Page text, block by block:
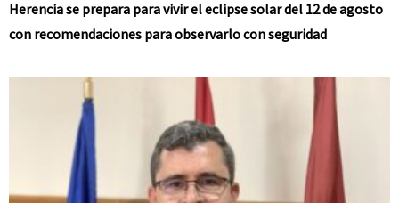
Herencia se prepara para vivir el eclipse solar del 12 de agosto
con recomendaciones para observarlo con seguridad